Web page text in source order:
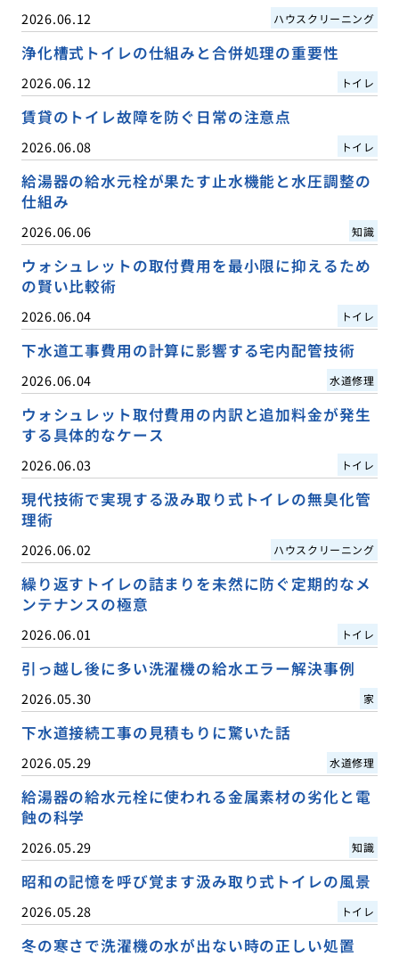
2026.06.12 ハウスクリーニング
浄化槽式トイレの仕組みと合併処理の重要性
2026.06.12 トイレ
賃貸のトイレ故障を防ぐ日常の注意点
2026.06.08 トイレ
給湯器の給水元栓が果たす止水機能と水圧調整の
仕組み
2026.06.06 知識
ウォシュレットの取付費用を最小限に抑えるため
の賢い比較術
2026.06.04 トイレ
下水道工事費用の計算に影響する宅内配管技術
2026.06.04 水道修理
ウォシュレット取付費用の内訳と追加料金が発生
する具体的なケース
2026.06.03 トイレ
現代技術で実現する汲み取り式トイレの無臭化管
理術
2026.06.02 ハウスクリーニング
繰り返すトイレの詰まりを未然に防ぐ定期的なメ
ンテナンスの極意
2026.06.01 トイレ
引っ越し後に多い洗濯機の給水エラー解決事例
2026.05.30 家
下水道接続工事の見積もりに驚いた話
2026.05.29 水道修理
給湯器の給水元栓に使われる金属素材の劣化と電
蝕の科学
2026.05.29 知識
昭和の記憶を呼び覚ます汲み取り式トイレの風景
2026.05.28 トイレ
冬の寒さで洗濯機の水が出ない時の正しい処置